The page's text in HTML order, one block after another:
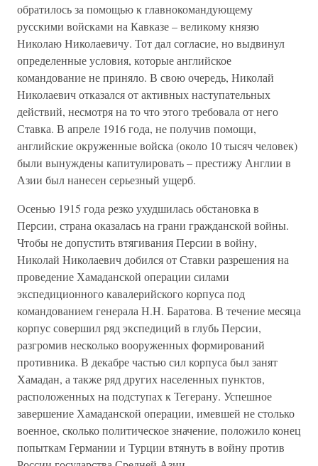
обратилось за помощью к главнокомандующему
русскими войсками на Кавказе – великому князю
Николаю Николаевичу. Тот дал согласие, но выдвинул
определенные условия, которые английское
командование не приняло. В свою очередь, Николай
Николаевич отказался от активных наступательных
действий, несмотря на то что этого требовала от него
Ставка. В апреле 1916 года, не получив помощи,
английские окруженные войска (около 10 тысяч человек)
были вынуждены капитулировать – престижу Англии в
Азии был нанесен серьезный ущерб.
Осенью 1915 года резко ухудшилась обстановка в
Персии, страна оказалась на грани гражданской войны.
Чтобы не допустить втягивания Персии в войну,
Николай Николаевич добился от Ставки разрешения на
проведение Хамаданской операции силами
экспедиционного кавалерийского корпуса под
командованием генерала Н.Н. Баратова. В течение месяца
корпус совершил ряд экспедиций в глубь Персии,
разгромив несколько вооруженных формирований
противника. В декабре частью сил корпуса был занят
Хамадан, а также ряд других населенных пунктов,
расположенных на подступах к Тегерану. Успешное
завершение Хамаданской операции, имевшей не столько
военное, сколько политическое значение, положило конец
попыткам Германии и Турции втянуть в войну против